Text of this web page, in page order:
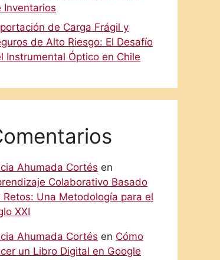
Inventarios
de Carga Frágil y
de Alto Riesgo: El Desafío
Instrumental Óptico en Chile
Ahumada Cortés en
Colaborativo Basado
Retos: Una Metodología para el
XXI
Ahumada Cortés en Cómo
un Libro Digital en Google